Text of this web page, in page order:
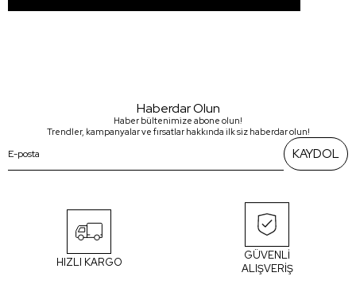
Haberdar Olun
Haber bültenimize abone olun!
Trendler, kampanyalar ve fırsatlar hakkında ilk siz haberdar olun!
KAYDOL
HIZLI KARGO
GÜVENLİ
ALIŞVERİŞ